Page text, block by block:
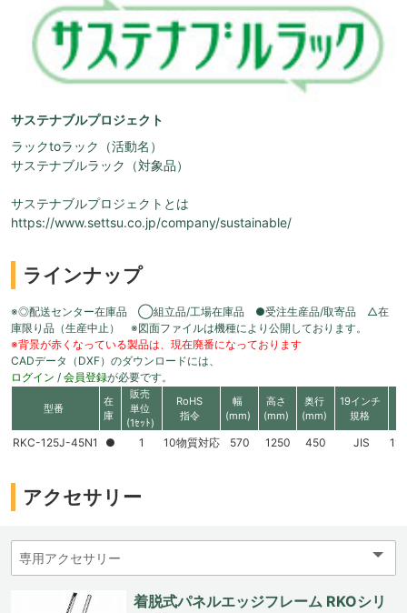
サステナブルプロジェクト
ラックtoラック（活動名）
サステナブルラック（対象品）
サステナブルプロジェクトとは
https://www.settsu.co.jp/company/sustainable/
ラインナップ
※◎配送センター在庫品 ◯組立品/工場在庫品 ●受注生産品/取寄品 △在
庫限り品（生産中止） ※図面ファイルは機種により公開しております。
※背景が赤くなっている製品は、現在廃番になっております
CADデータ（DXF）のダウンロードには、
ログイン / 会員登録が必要です。
型番
在
庫
販売
単位
(1ｾｯﾄ)
RoHS
指令
幅
(mm)
高さ
(mm)
奥行
(mm)
19インチ
規格
RKC-125J-45N1 ● 1 10物質対応 570 1250 450 JIS
アクセサリー
着脱式パネルエッジフレーム RKOシリ